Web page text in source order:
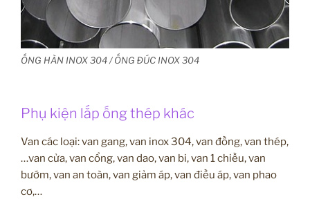
ỐNG HÀN INOX 304 / ỐNG ĐÚC INOX 304
Phụ kiện lắp ống thép khác
Van các loại: van gang, van inox 304, van đồng, van thép,
…van cửa, van cổng, van dao, van bi, van 1 chiều, van
bướm, van an toàn, van giảm áp, van điều áp, van phao
cơ,…